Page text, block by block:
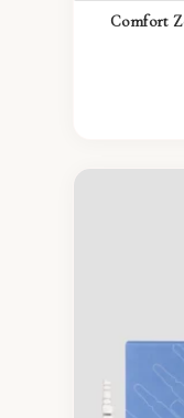
Comfort